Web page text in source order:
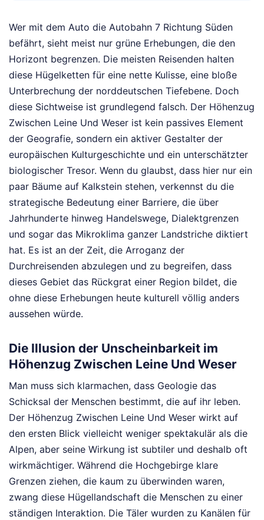
Wer mit dem Auto die Autobahn 7 Richtung Süden
befährt, sieht meist nur grüne Erhebungen, die den
Horizont begrenzen. Die meisten Reisenden halten
diese Hügelketten für eine nette Kulisse, eine bloße
Unterbrechung der norddeutschen Tiefebene. Doch
diese Sichtweise ist grundlegend falsch. Der Höhenzug
Zwischen Leine Und Weser ist kein passives Element
der Geografie, sondern ein aktiver Gestalter der
europäischen Kulturgeschichte und ein unterschätzter
biologischer Tresor. Wenn du glaubst, dass hier nur ein
paar Bäume auf Kalkstein stehen, verkennst du die
strategische Bedeutung einer Barriere, die über
Jahrhunderte hinweg Handelswege, Dialektgrenzen
und sogar das Mikroklima ganzer Landstriche diktiert
hat. Es ist an der Zeit, die Arroganz der
Durchreisenden abzulegen und zu begreifen, dass
dieses Gebiet das Rückgrat einer Region bildet, die
ohne diese Erhebungen heute kulturell völlig anders
aussehen würde.
Die Illusion der Unscheinbarkeit im
Höhenzug Zwischen Leine Und Weser
Man muss sich klarmachen, dass Geologie das
Schicksal der Menschen bestimmt, die auf ihr leben.
Der Höhenzug Zwischen Leine Und Weser wirkt auf
den ersten Blick vielleicht weniger spektakulär als die
Alpen, aber seine Wirkung ist subtiler und deshalb oft
wirkmächtiger. Während die Hochgebirge klare
Grenzen ziehen, die kaum zu überwinden waren,
zwang diese Hügellandschaft die Menschen zu einer
ständigen Interaktion. Die Täler wurden zu Kanälen für